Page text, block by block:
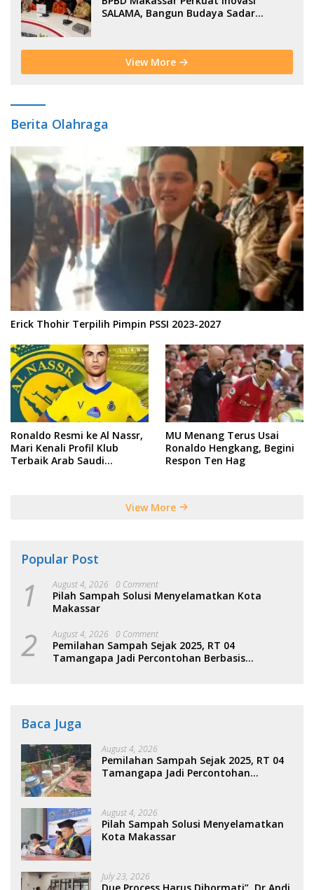
SALAMA, Bangun Budaya Sadar
View More
Berita Olahraga
Erick Thohir Terpilih Pimpin PSSI 2023-2027
Ronaldo Resmi ke Al Nassr,
Mari Kenali Profil Klub
Terbaik Arab Saudi
MU Menang Terus Usai
Ronaldo Hengkang, Begini
Respon Ten Hag
View More
Popular Post
1 August 4, 2026 0 Comment
Pilah Sampah Solusi Menyelamatkan Kota
Makassar
2 August 4, 2026 0 Comment
Pemilahan Sampah Sejak 2025, RT 04
Tamangapa Jadi Percontohan Berbasis
Baca Juga
August 4, 2026
Pemilahan Sampah Sejak 2025, RT 04
Tamangapa Jadi Percontohan
August 4, 2026
Pilah Sampah Solusi Menyelamatkan
Kota Makassar
July 23, 2026
Due Process Harus Dihormati”, Dr Andi